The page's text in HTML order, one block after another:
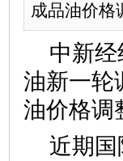
成品油价格
中新
油新一轮
油价格调
近期